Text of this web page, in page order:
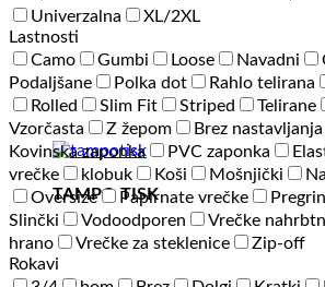
TAMPO TISK
Univerzalna
XL/2XL
Lastnosti
Camo
Gumbi Loose Navadni
Podaljšane
Polka dot Rahlo telirana
Rolled
Slim Fit Striped Telirane
Vzorčasta
Z žepom Brez
Kovinska zaponka
PVC zaponka
vrečke
klobuk Koši Mošnjički
Oversize
Papirnate vrečke
Slinčki
Vodoodporen Vrečke
hrano
Vrečke za steklenice
Zip-off
Rokavi